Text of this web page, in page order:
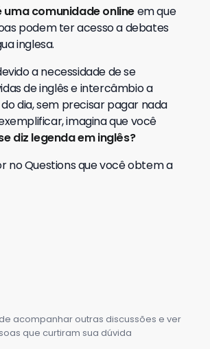
uma comunidade onlineem que
podem ter acesso a debates
inglesa.
a necessidade de se
de inglês e intercâmbio a
dia, sem precisar pagar nada
imagina que você
diz legenda em inglês?
no Questions que você obtem a
conhecimento sobre o idioma
mundo:o inglês!